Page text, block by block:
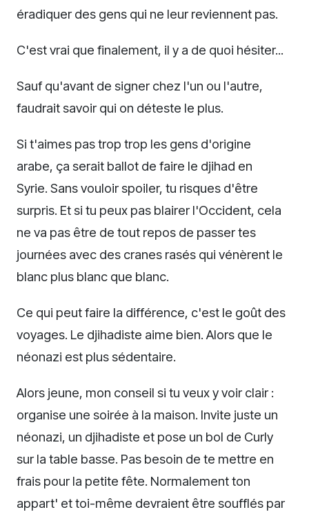
éradiquer des gens qui ne leur reviennent pas.
C'est vrai que finalement, il y a de quoi hésiter...
Sauf qu'avant de signer chez l'un ou l'autre,
faudrait savoir qui on déteste le plus.
Si t'aimes pas trop trop les gens d'origine
arabe, ça serait ballot de faire le djihad en
Syrie. Sans vouloir spoiler, tu risques d'être
surpris. Et si tu peux pas blairer l'Occident, cela
ne va pas être de tout repos de passer tes
journées avec des cranes rasés qui vénèrent le
blanc plus blanc que blanc.
Ce qui peut faire la différence, c'est le goût des
voyages. Le djihadiste aime bien. Alors que le
néonazi est plus sédentaire.
Alors jeune, mon conseil si tu veux y voir clair :
organise une soirée à la maison. Invite juste un
néonazi, un djihadiste et pose un bol de Curly
sur la table basse. Pas besoin de te mettre en
frais pour la petite fête. Normalement ton
appart' et toi-même devraient être soufflés par